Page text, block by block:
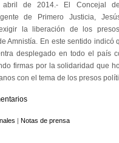
de 2014.- El Concejal
de Primero Justicia,
la liberación de los
Amnistía. En este sentido indicó
desplegado en todo el país
firmas por la solidaridad que
con el tema de los presos
| Notas de prensa